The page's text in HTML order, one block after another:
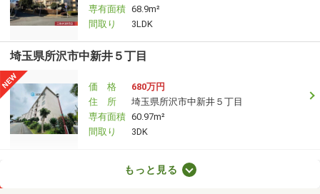
専有面積 68.9m²
間取り
3LDK
埼玉県所沢市中新井５丁目
価 格
680万円
住 所
埼玉県所沢市中新井５丁目
専有面積 60.97m²
間取り
3DK
もっと見る